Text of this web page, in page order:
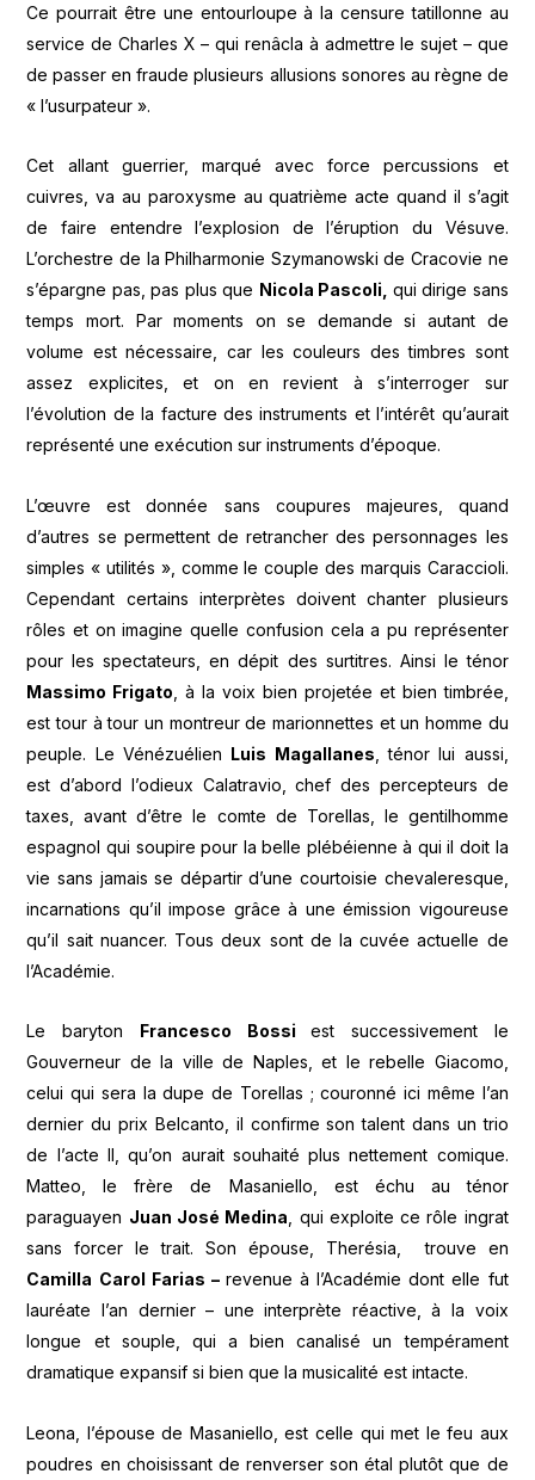
Ce pourrait être une entourloupe à la censure tatillonne au
service de Charles X – qui renâcla à admettre le sujet – que
de passer en fraude plusieurs allusions sonores au règne de
« l’usurpateur ».
Cet allant guerrier, marqué avec force percussions et
cuivres, va au paroxysme au quatrième acte quand il s’agit
de faire entendre l’explosion de l’éruption du Vésuve.
L’orchestre de la Philharmonie Szymanowski de Cracovie ne
s’épargne pas, pas plus que Nicola Pascoli, qui dirige sans
temps mort. Par moments on se demande si autant de
volume est nécessaire, car les couleurs des timbres sont
assez explicites, et on en revient à s’interroger sur
l’évolution de la facture des instruments et l’intérêt qu’aurait
représenté une exécution sur instruments d’époque.
L’œuvre est donnée sans coupures majeures, quand
d’autres se permettent de retrancher des personnages les
simples « utilités », comme le couple des marquis Caraccioli.
Cependant certains interprètes doivent chanter plusieurs
rôles et on imagine quelle confusion cela a pu représenter
pour les spectateurs, en dépit des surtitres. Ainsi le ténor
Massimo Frigato , à la voix bien projetée et bien timbrée,
est tour à tour un montreur de marionnettes et un homme du
peuple. Le Vénézuélien Luis Magallanes , ténor lui aussi,
est d’abord l’odieux Calatravio, chef des percepteurs de
taxes, avant d’être le comte de Torellas, le gentilhomme
espagnol qui soupire pour la belle plébéienne à qui il doit la
vie sans jamais se départir d’une courtoisie chevaleresque,
incarnations qu’il impose grâce à une émission vigoureuse
qu’il sait nuancer. Tous deux sont de la cuvée actuelle de
l’Académie.
Le baryton Francesco Bossiest successivement le
Gouverneur de la ville de Naples, et le rebelle Giacomo,
celui qui sera la dupe de Torellas ; couronné ici même l’an
dernier du prix Belcanto, il confirme son talent dans un trio
de l’acte II, qu’on aurait souhaité plus nettement comique.
Matteo, le frère de Masaniello, est échu au ténor
paraguayen Juan José Medina, qui exploite ce rôle ingrat
sans forcer le trait. Son épouse, Therésia, trouve en
Camilla Carol Farias – revenue à l’Académie dont elle fut
lauréate l’an dernier – une interprète réactive, à la voix
longue et souple, qui a bien canalisé un tempérament
dramatique expansif si bien que la musicalité est intacte.
Leona, l’épouse de Masaniello, est celle qui met le feu aux
poudres en choisissant de renverser son étal plutôt que de